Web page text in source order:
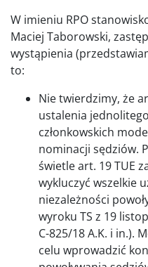
W imieniu RPO
Maciej Taborowski,
wystąpienia
to:
Nie twierdzimy, że
ustalenia
członkowskich
nominacji sędziów.
świetle art. 19 TUE
wykluczyć wszelkie
niezależności
wyroku TS z 19
C-825/18 A.K. i in.).
celu wprowadzić